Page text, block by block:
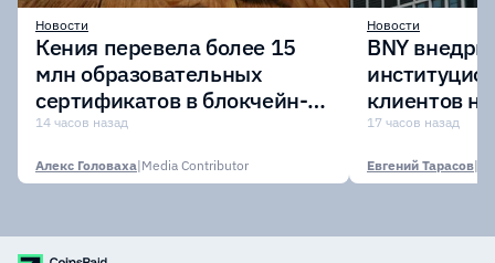
Новости
Кения перевела более 15
млн образовательных
сертификатов в блокчейн-
сеть Avalanche
14 часов назад
Алекс Головаха|Media Contributor
Новости
BNY
клиентов
Digital Asset
17 часов назад
Евгений Тарасов|